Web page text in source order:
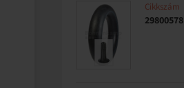
Cikkszám
29800578